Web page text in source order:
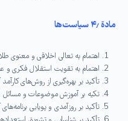
مادة ۴٫ سیاست‌ها
اهتمام به تعالی اخلاقی و معنوی
اهتمام به تقویت استقلال فكری و
تأكید بر بهره‌گیری از روش‌های
تكیه بر آموزش موضوعات و مسائل
تأكید بر روزآمدی و پویایی